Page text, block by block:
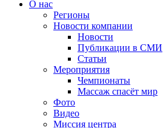
О нас
Регионы
Новости компании
Новости
Публикации в СМИ
Статьи
Мероприятия
Чемпионаты
Массаж спасёт мир
Фото
Видео
Миссия центра